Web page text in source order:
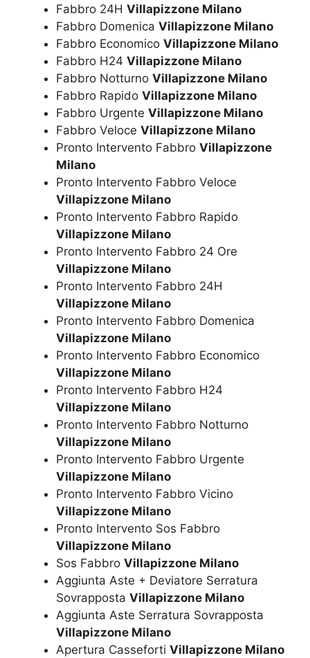
Fabbro 24H Villapizzone Milano
Fabbro Domenica Villapizzone Milano
Fabbro Economico Villapizzone Milano
Fabbro H24 Villapizzone Milano
Fabbro Notturno Villapizzone Milano
Fabbro Rapido Villapizzone Milano
Fabbro Urgente Villapizzone Milano
Fabbro Veloce Villapizzone Milano
Pronto Intervento Fabbro Villapizzone
Milano
Pronto Intervento Fabbro Veloce
Villapizzone Milano
Pronto Intervento Fabbro Rapido
Villapizzone Milano
Pronto Intervento Fabbro 24 Ore
Villapizzone Milano
Pronto Intervento Fabbro 24H
Villapizzone Milano
Pronto Intervento Fabbro Domenica
Villapizzone Milano
Pronto Intervento Fabbro Economico
Villapizzone Milano
Pronto Intervento Fabbro H24
Villapizzone Milano
Pronto Intervento Fabbro Notturno
Villapizzone Milano
Pronto Intervento Fabbro Urgente
Villapizzone Milano
Pronto Intervento Fabbro Vicino
Villapizzone Milano
Pronto Intervento Sos Fabbro
Villapizzone Milano
Sos Fabbro Villapizzone Milano
Aggiunta Aste + Deviatore Serratura
Sovrapposta Villapizzone Milano
Aggiunta Aste Serratura Sovrapposta
Villapizzone Milano
Apertura Casseforti Villapizzone Milano